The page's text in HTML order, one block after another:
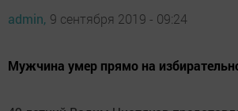
admin, 9 сентября 2019 - 09:24
Мужчина умер прямо на